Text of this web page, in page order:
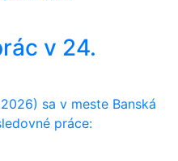
v 24.
sa v meste Banská
práce: